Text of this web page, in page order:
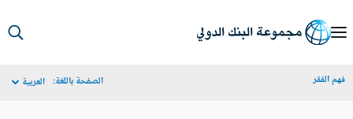
الفقر الصفحة باللغة: العربية